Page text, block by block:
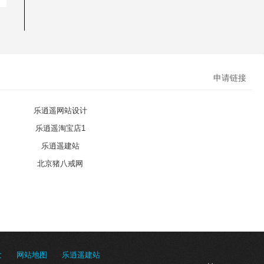
申请链接
乐逍遥网站设计
乐逍遥淘宝店1
乐逍遥建站
北京猪八戒网
网站地图 乐逍遥建站